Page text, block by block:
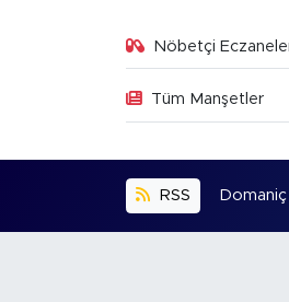
Nöbetçi
Tüm Manşetler
RSS